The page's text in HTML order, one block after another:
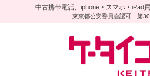
中古携帯電話、iphone・スマホ・iPad
東京都公安委員会認可 第